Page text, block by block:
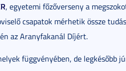
, egyetemi főzőverseny a
csapatok mérhetik össze
az Aranyfakanál Díjért.
függvényében, de legkésőbb